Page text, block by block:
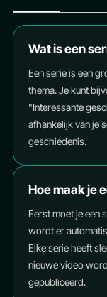
Wat is een
Een serie is een
thema. Je kunt
"Interessante
afhankelijk van je
geschiedenis.
Hoe maak je
Eerst moet je een
wordt er
Elke serie heeft
nieuwe video
gepubliceerd.